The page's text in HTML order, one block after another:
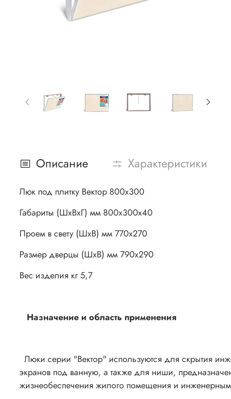
Описание Характеристики
Люк под плитку Вектор 800х300
Габариты (ШхВхГ) мм 800х300х40
Проем в свету (ШхВ) мм 770х270
Размер дверцы (ШхВ) мм 790х290
Вес изделия кг 5,7
Назначение и область применения
Люки серии "Вектор" используются для скрытия
экранов под ванную, а также для ниши,
жизнеобеспечения жилого помещения и